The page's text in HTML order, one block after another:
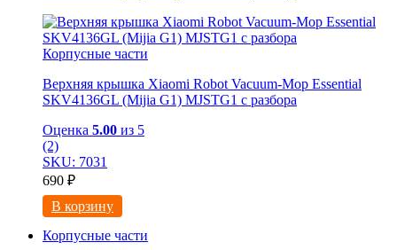
Корпусные части
Верхняя крышка Xiaomi Robot Vacuum-Mop Essential
SKV4136GL (Mijia G1) MJSTG1 с разбора
Оценка 5.00 из 5
(2)
SKU: 7031
690 ₽
В корзину
Корпусные части